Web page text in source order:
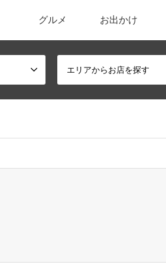
グルメ お出かけ
エリアからお店を探す